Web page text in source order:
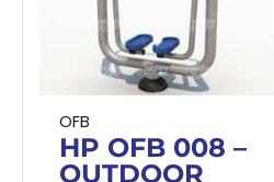
OFB
HP OFB 008 –
OUTDOOR